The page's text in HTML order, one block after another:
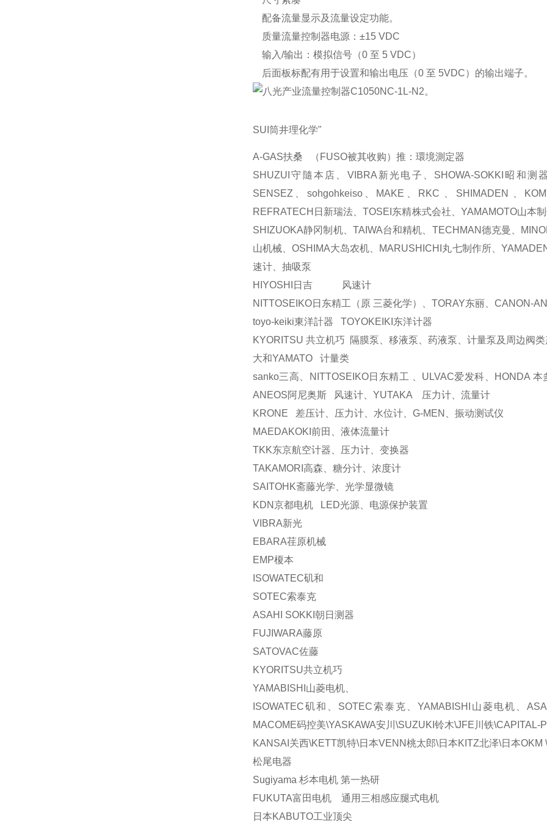
配备流量显示及流量设定功能。
质量流量控制器电源：±15 VDC
输入/输出：模拟信号（0 至 5 VDC）
后面板标配有用于设置和输出电压（0 至 5VDC）的输出端子。
。
SUI筒井理化学"
A-GAS扶桑 （FUSO被其收购）推：環境測定器
SHUZUI守隨本店、VIBRA新光电子、SHOWA-SOKKI昭和测
SENSEZ、sohgohkeiso、MAKE、RKC 、SHIMADEN 、
REFRATECH日新瑞法、TOSEI东精株式会社、YAMAMOTO山本
SHIZUOKA静冈制机、TAIWA台和精机、TECHMAN德克曼、
山机械、OSHIMA大岛农机、MARUSHICHI丸七制作所、
速计、抽吸泵
HIYOSHI日吉 风速计
NITTOSEIKO日东精工（原 三菱化学）、TORAY东丽、CANON-
toyo-keiki東洋計器 TOYOKEIKI东洋计器
KYORITSU 共立机巧 隔膜泵、移液泵、药液泵、计量泵及周边阀
大和YAMATO 计量类
sanko三高、NITTOSEIKO日东精工 、ULVAC爱发科、HONDA
ANEOS阿尼奥斯 风速计、YUTAKA 压力计、流量计
KRONE 差压计、压力计、水位计、G-MEN、振动测试仪
MAEDAKOKI前田、液体流量计
TKK东京航空计器、压力计、变换器
TAKAMORI高森、糖分计、浓度计
SAITOHK斋藤光学、光学显微镜
KDN京都电机 LED光源、电源保护装置
VIBRA新光
EBARA荏原机械
EMP榎本
ISOWATEC矶和
SOTEC索泰克
ASAHI SOKKI朝日测器
FUJIWARA藤原
SATOVAC佐藤
KYORITSU共立机巧
YAMABISHI山菱电机、
ISOWATEC矶和、SOTEC索泰克、YAMABISHI山菱电机、
MACOME码控美\YASKAWA安川\SUZUKI铃木\JFE川铁\CAPITAL-
KANSAI关西\KETT凯特\日本VENN桃太郎\日本KITZ北泽\日本OKM
松尾电器
Sugiyama 杉本电机 第一热研
FUKUTA富田电机 通用三相感应腿式电机
日本KABUTO工业顶尖